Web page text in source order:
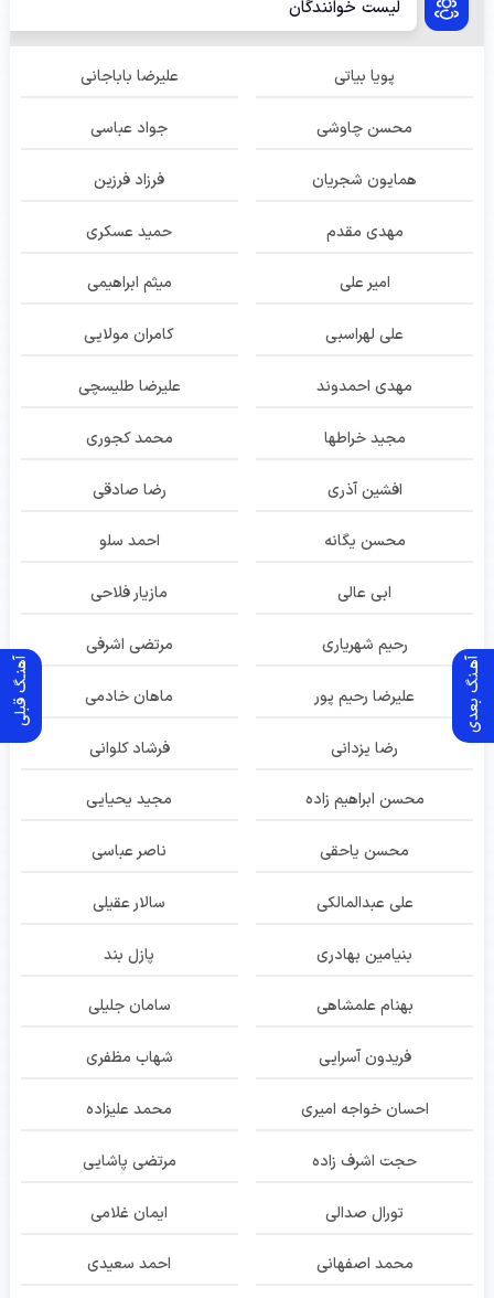
آهنـگ قبلی آهـنگ بعدی
لیست خوانندگان
پویا بیاتی علیرضا باباجانی
محسن چاوشی جواد عباسی
همایون شجریان فرزاد فرزین
مهدی مقدم حمید عسکری
امیر علی میثم ابراهیمی
علی لهراسبی کامران مولایی
مهدی احمدوند علیرضا طلیسچی
مجید خراطها محمد کجوری
افشین آذری رضا صادقی
محسن یگانه احمد سلو
ابی عالی مازیار فلاحی
رحیم شهریاری مرتضی اشرفی
علیرضا رحیم پور ماهان خادمی
رضا یزدانی فرشاد کلوانی
محسن ابراهیم زاده مجید یحیایی
محسن یاحقی ناصر عباسی
علی عبدالمالکی سالار عقیلی
بنیامین بهادری پازل بند
بهنام علمشاهی سامان جلیلی
فریدون آسرایی شهاب مظفری
احسان خواجه امیری محمد علیزاده
حجت اشرف زاده مرتضی پاشایی
تورال صدالی ایمان غلامی
محمد اصفهانی احمد سعیدی